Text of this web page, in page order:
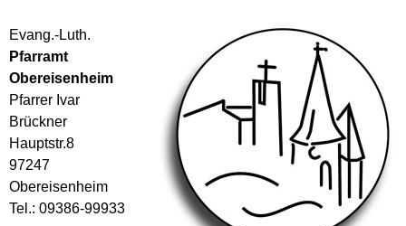
Evang.-Luth.
Pfarramt
Obereisenheim
Pfarrer Ivar
Brückner
Hauptstr.8
97247
Obereisenheim
Tel.: 09386-99933